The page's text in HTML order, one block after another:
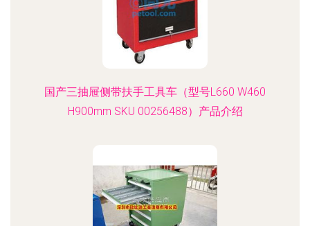
国产三抽屉侧带扶手工具车（型号L660 W460
H900mm SKU 00256488）产品介绍